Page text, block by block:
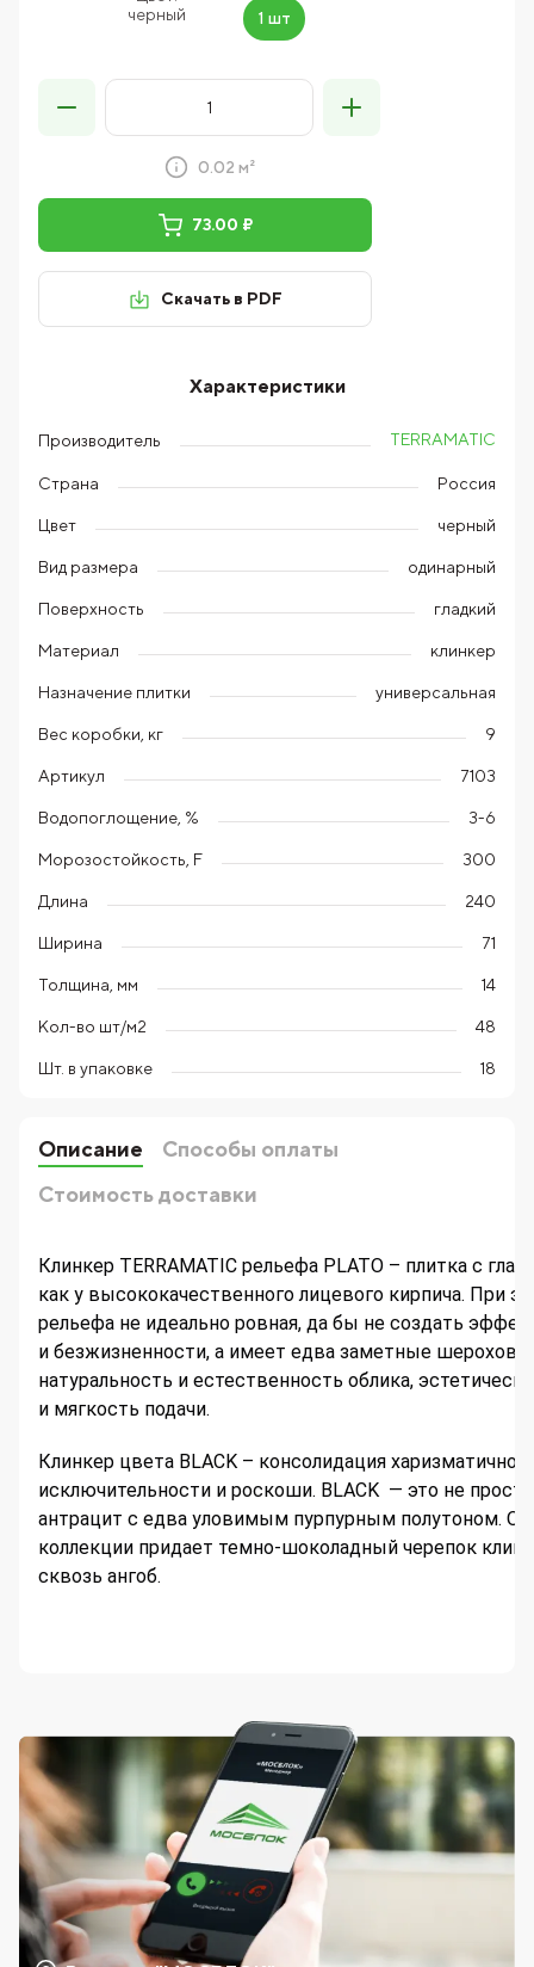
черный
1 шт
0.02 м²
73.00 ₽
Скачать в PDF
Характеристики
Производитель TERRAMATIC
Страна Россия
Цвет черный
Вид размера одинарный
Поверхность гладкий
Материал клинкер
Назначение плитки универсальная
Вес коробки, кг 9
Артикул 7103
Водопоглощение, % 3-6
Морозостойкость, F 300
Длина 240
Ширина 71
Толщина, мм 14
Кол-во шт/м2 48
Шт. в упаковке 18
Описание
Способы оплаты
Стоимость доставки
Клинкер TERRAMATIC рельефа PLATO – плитка с
как у высококачественного лицевого кирпича. При
рельефа не идеально ровная, да бы не создать
и безжизненности, а имеет едва заметные
натуральность и естественность облика,
и мягкость подачи.
Клинкер цвета BLACK – консолидация
исключительности и роскоши. BLACK — это не
антрацит с едва уловимым пурпурным полутоном.
коллекции придает темно-шоколадный черепок
сквозь ангоб.